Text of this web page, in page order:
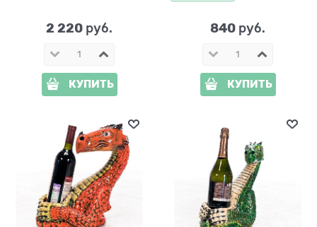
2 220 руб.
КУПИТЬ
840 руб.
КУПИТЬ